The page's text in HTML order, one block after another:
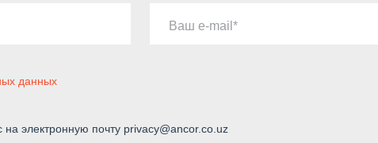
Ваш e-mail
данных
на электронную почту privacy@ancor.co.uz